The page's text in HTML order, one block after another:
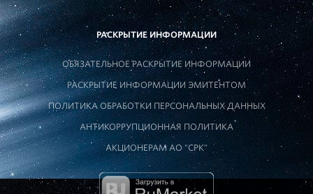
РАСКРЫТИЕ ИНФОРМАЦИИ
ОБЯЗАТЕЛЬНОЕ РАСКРЫТИЕ ИНФОРМАЦИИ
РАСКРЫТИЕ ИНФОРМАЦИИ ЭМИТЕНТОМ
ПОЛИТИКА ОБРАБОТКИ ПЕРСОНАЛЬНЫХ ДАННЫХ
АНТИКОРРУПЦИОННАЯ ПОЛИТИКА
АКЦИОНЕРАМ АО "СРК"